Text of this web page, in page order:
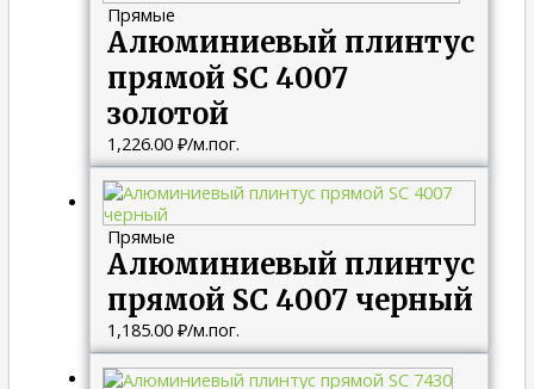
Прямые
Алюминиевый плинтус
прямой SC 4007
золотой
1,226.00 ₽/м.пог.
Прямые
Алюминиевый плинтус
прямой SC 4007 черный
1,185.00 ₽/м.пог.